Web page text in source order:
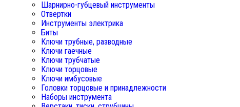
Шарнирно-губцевый инструменты
Отвертки
Инструменты электрика
Биты
Ключи трубные, разводные
Ключи гаечные
Ключи трубчатые
Ключи торцовые
Ключи имбусовые
Головки торцовые и принадлежности
Наборы инструмента